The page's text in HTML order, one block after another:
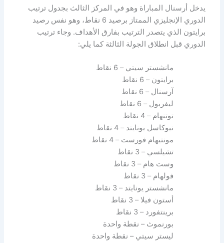
يدخل أرسنال المباراة وهو في المركز الثالث بجدول ترتيب
الدوري الإنجليزي الممتاز برصيد 6 نقاط، وهو نفس رصيد
برايتون الذي يتصدر الترتيب بفارق الأهداف. وجاء ترتيب
الدوري قبل انطلاق الجولة الثالثة كما يلي:
مانشستر سيتي – 6 نقاط
برايتون – 6 نقاط
آرسنال – 6 نقاط
ليفربول – 6 نقاط
توتنهام – 4 نقاط
نيوكاسل يونايتد – 4 نقاط
مونتيهام فورست – 4 نقاط
تشيلسي – 3 نقاط
وست هام – 3 نقاط
فولهام – 3 نقاط
مانشستر يونايتد – 3 نقاط
أستون فيلا – 3 نقاط
برينتفورد – 3 نقاط
بورنموث – نقطة واحدة
ليستر سيتي – نقطة واحدة